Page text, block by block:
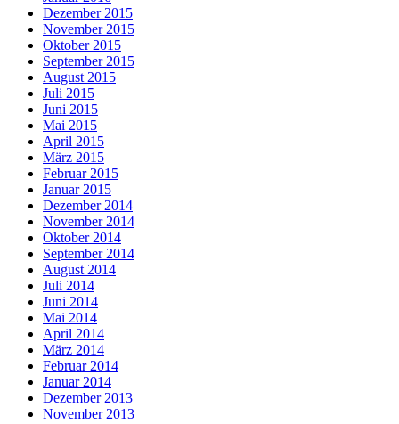
Dezember 2015
November 2015
Oktober 2015
September 2015
August 2015
Juli 2015
Juni 2015
Mai 2015
April 2015
März 2015
Februar 2015
Januar 2015
Dezember 2014
November 2014
Oktober 2014
September 2014
August 2014
Juli 2014
Juni 2014
Mai 2014
April 2014
März 2014
Februar 2014
Januar 2014
Dezember 2013
November 2013